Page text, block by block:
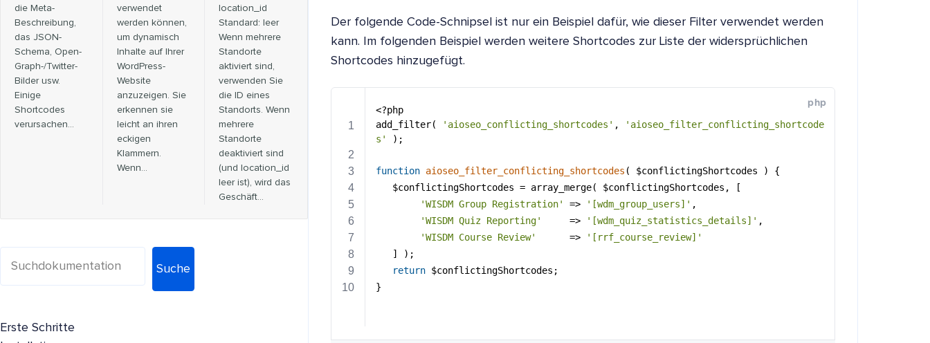
Der folgende Code-Schnipsel ist nur ein Beispiel dafür, wie dieser Filter verwendet werden
kann. Im folgenden Beispiel werden weitere Shortcodes zur Liste der widersprüchlichen
Shortcodes hinzugefügt.
die Meta-
Beschreibung,
das JSON-
Schema, Open-
Graph-/Twitter-
Bilder usw.
Einige
Shortcodes
verursachen…
verwendet
werden können,
um dynamisch
Inhalte auf Ihrer
WordPress-
Website
anzuzeigen. Sie
erkennen sie
leicht an ihren
eckigen
Klammern.
Wenn…
location_id
Standard: leer
Wenn mehrere
Standorte
aktiviert sind,
verwenden Sie
die ID eines
Standorts. Wenn
mehrere
Standorte
deaktiviert sind
(und location_id
leer ist), wird das
Geschäft...
Suche
Erste Schritte